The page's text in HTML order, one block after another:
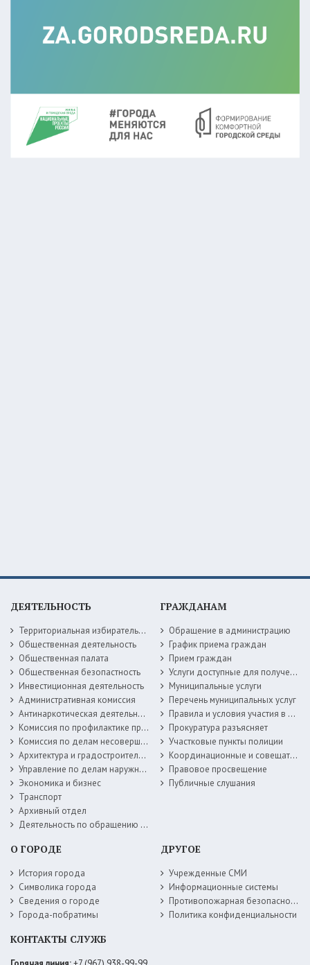
ДЕЯТЕЛЬНОСТЬ
Территориальная избирательная комиссия
Общественная деятельность
Общественная палата
Общественная безопастность
Инвестиционная деятельность
Административная комиссия
Антинаркотическая деятельность
Комиссия по профилактике правонарушений
Комиссия по делам несовершеннолетних
Архитектура и градостроительство
Управление по делам наружной рекламы
Экономика и бизнес
Транспорт
Архивный отдел
Деятельность по обращению с животными без владельцев
ГРАЖДАНАМ
Обращение в администрацию
График приема граждан
Прием граждан
Услуги доступные для получения в электронной форме
Муниципальные услуги
Перечень муниципальных услуг
Правила и условия участия в жилищных программах
Прокуратура разъясняет
Участковые пункты полиции
Координационные и совещательные органы
Правовое просвещение
Публичные слушания
О ГОРОДЕ
История города
Символика города
Сведения о городе
Города-побратимы
ДРУГОЕ
Учрежденные СМИ
Информационные системы
Противопожарная безопасность
Политика конфиденциальности
КОНТАКТЫ СЛУЖБ